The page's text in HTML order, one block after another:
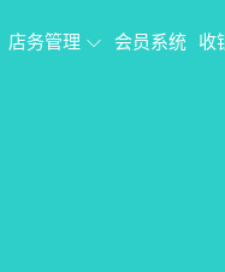
店务管理 会员系统 收